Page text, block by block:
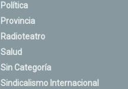
Política
Provincia
Radioteatro
Salud
Sin Categoría
Sindicalismo Internacional